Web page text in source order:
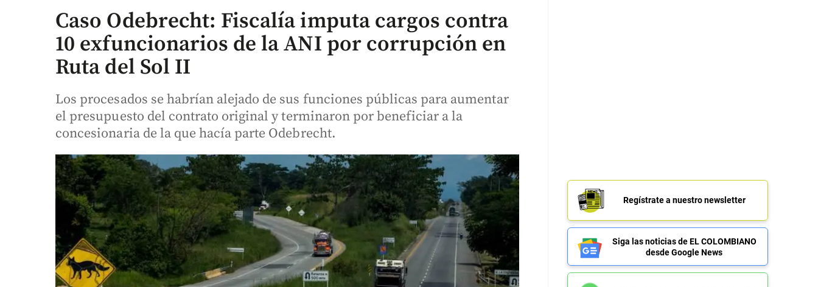
Caso Odebrecht: Fiscalía imputa cargos contra
10 exfuncionarios de la ANI por corrupción en
Ruta del Sol II
Los procesados se habrían alejado de sus funciones públicas para aumentar
el presupuesto del contrato original y terminaron por beneficiar a la
concesionaria de la que hacía parte Odebrecht.
Regístrate a nuestro newsletter
Siga las noticias de EL COLOMBIANO
desde Google News